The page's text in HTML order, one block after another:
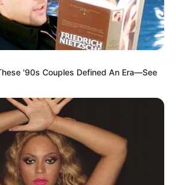
EN ALERTA
todas las noticias que le
active las notificaciones de Alerta.
'90s Couples Defined An Era—See